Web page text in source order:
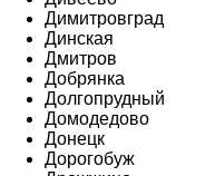
Димитровград
Динская
Дмитров
Добрянка
Долгопрудный
Домодедово
Донецк
Дорогобуж